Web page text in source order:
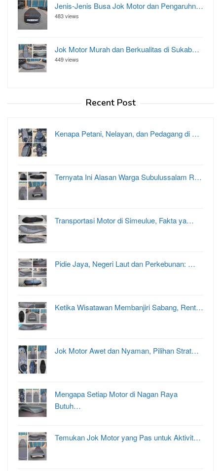
Jenis-Jenis Busa Jok Motor dan Pengaruhn…
483 views
Jok Motor Murah dan Berkualitas di Sukab…
449 views
Recent Post
Kenapa Petani, Nelayan, dan Pedagang di …
Ternyata Ini Alasan Warga Subulussalam R…
Transportasi Motor di Simeulue, Fakta ya…
Pidie Jaya, Negeri Laut dan Perkebunan: …
Ketika Wisatawan Membanjiri Sabang, Rent…
Jok Motor Awet dan Nyaman, Pilihan Strat…
Mengapa Setiap Motor di Nagan Raya
Butuh…
Temukan Jok Motor yang Pas untuk Aktivit…